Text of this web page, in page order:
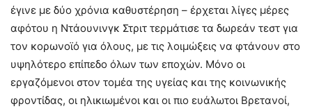
έγινε με δύο χρόνια καθυστέρηση – έρχεται λίγες μέρες
αφότου η Ντάουνινγκ Στριτ τερμάτισε τα δωρεάν τεστ για
τον κορωνοϊό για όλους, με τις λοιμώξεις να φτάνουν στο
υψηλότερο επίπεδο όλων των εποχών. Μόνο οι
εργαζόμενοι στον τομέα της υγείας και της κοινωνικής
φροντίδας, οι ηλικιωμένοι και οι πιο ευάλωτοι Βρετανοί,